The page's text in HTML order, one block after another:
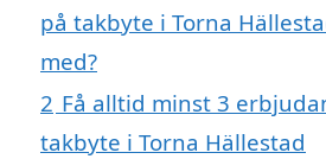
på takbyte i Torna
med?
2 Få alltid minst 3
takbyte i Torna Hällestad